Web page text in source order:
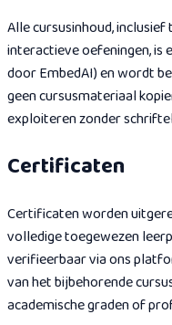
Alle cursusinhoud, inclusief
interactieve oefeningen, is
door EmbedAI) en wordt
geen cursusmateriaal
exploiteren zonder
Certificaten
Certificaten worden
volledige toegewezen
verifieerbaar via ons
van het bijbehorende
academische graden of